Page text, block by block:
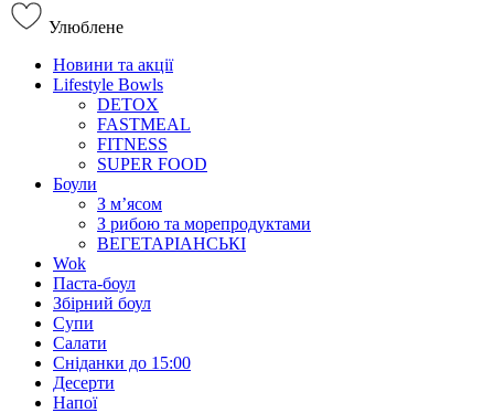
Улюблене
Новини та акції
Lifestyle Bowls
DETOX
FASTMEAL
FITNESS
SUPER FOOD
Боули
З м’ясом
З рибою та морепродуктами
ВЕГЕТАРІАНСЬКІ
Wok
Паста-боул
Збірний боул
Супи
Салати
Сніданки до 15:00
Десерти
Напої